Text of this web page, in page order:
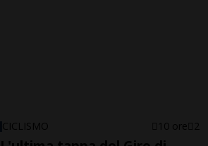
CICLISMO 10 ore 2